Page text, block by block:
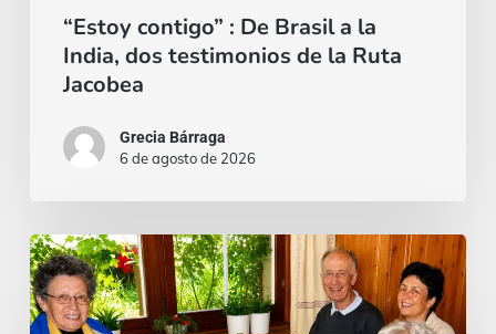
Ruta
Jacobea
“Estoy contigo” : De Brasil a la
India, dos testimonios de la Ruta
Jacobea
Grecia Bárraga
6 de agosto de 2026
Cardenal
Camillo
Ruini